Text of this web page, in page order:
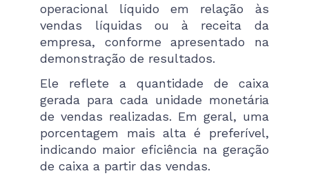
operacional líquido em relação às
vendas líquidas ou à receita da
empresa, conforme apresentado na
demonstração de resultados.
Ele reflete a quantidade de caixa
gerada para cada unidade monetária
de vendas realizadas. Em geral, uma
porcentagem mais alta é preferível,
indicando maior eficiência na geração
de caixa a partir das vendas.